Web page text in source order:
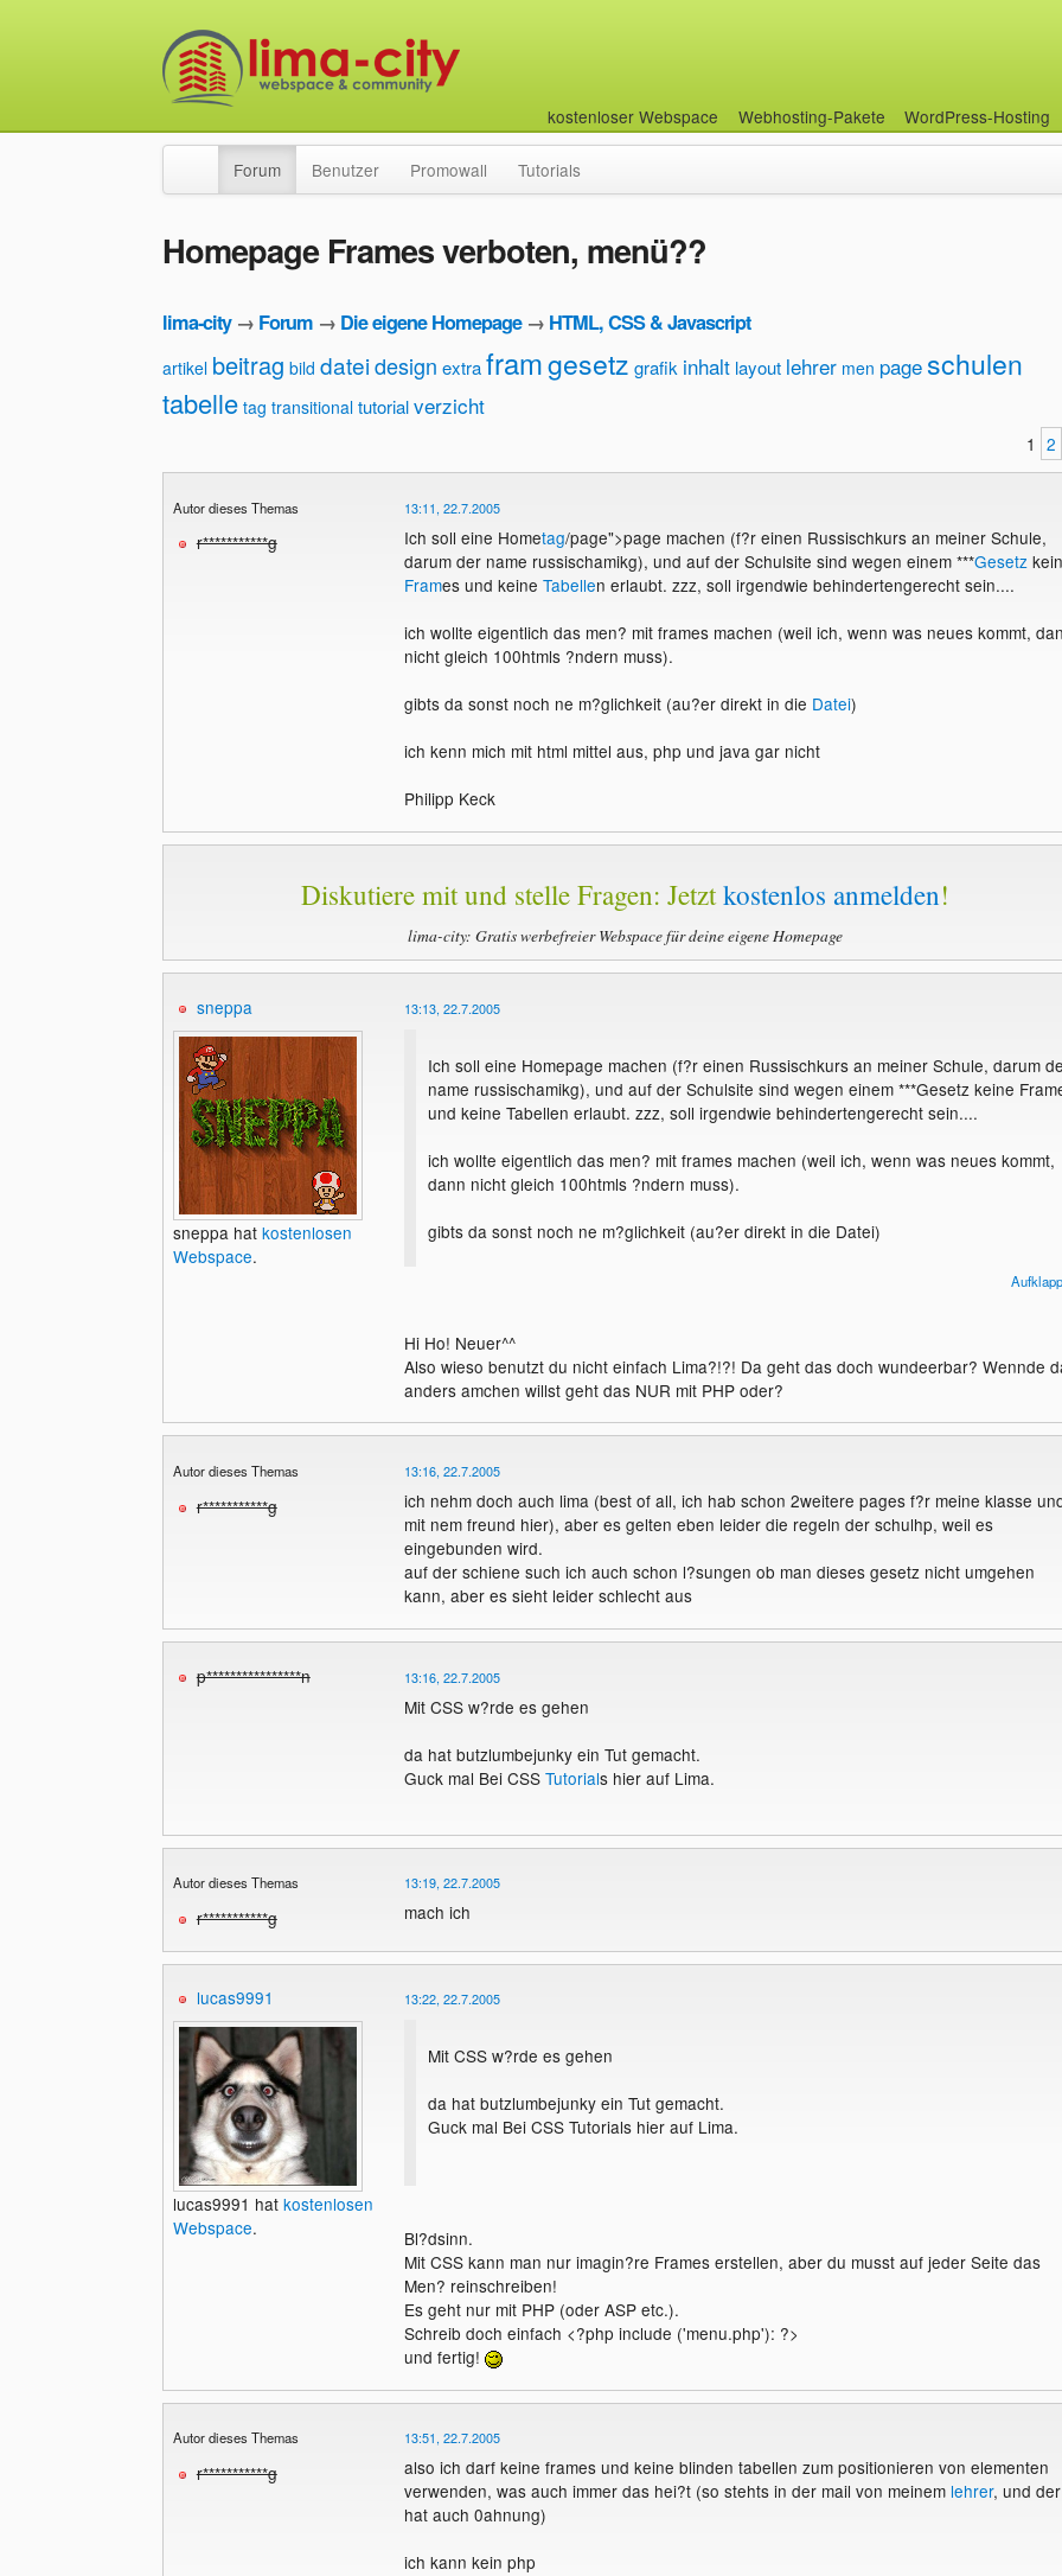
kostenloser Webspace Webhosting-Pakete WordPress-Hosting
Forum Benutzer Promowall Tutorials
Homepage Frames verboten, menü??
lima-city→ Forum → Die eigene Homepage→ HTML, CSS & Javascript
artikel beitrag bild dateidesign extraframgesetz grafik inhalt layout lehrer men pageschulen
tabelle tag transitional tutorialverzicht
1 2
Autor dieses Themas
r***********g
13:11, 22.7.2005
Ich soll eine Hometag/page">page machen (f?r einen Russischkurs an meiner Schule,
darum der name russischamikg), und auf der Schulsite sind wegen einem ***Gesetz
Frames und keine Tabellen erlaubt. zzz, soll irgendwie behindertengerecht sein....
ich wollte eigentlich das men? mit frames machen (weil ich, wenn was neues kommt,
nicht gleich 100htmls ?ndern muss).
gibts da sonst noch ne m?glichkeit (au?er direkt in die Datei)
ich kenn mich mit html mittel aus, php und java gar nicht
Philipp Keck
Diskutiere mit und stelle Fragen: Jetztkostenlos anmelden!
lima-city: Gratis werbefreier Webspace für deine eigene Homepage
sneppa
sneppa hat kostenlosen
Webspace.
13:13, 22.7.2005
Ich soll eine Homepage machen (f?r einen Russischkurs an meiner Schule, darum
name russischamikg), und auf der Schulsite sind wegen einem ***Gesetz keine
und keine Tabellen erlaubt. zzz, soll irgendwie behindertengerecht sein....
ich wollte eigentlich das men? mit frames machen (weil ich, wenn was neues kommt,
dann nicht gleich 100htmls ?ndern muss).
gibts da sonst noch ne m?glichkeit (au?er direkt in die Datei)
Hi Ho! Neuer^^
Also wieso benutzt du nicht einfach Lima?!?! Da geht das doch wundeerbar? Wennde
anders amchen willst geht das NUR mit PHP oder?
Autor dieses Themas
r***********g
13:16, 22.7.2005
ich nehm doch auch lima (best of all, ich hab schon 2weitere pages f?r meine klasse
mit nem freund hier), aber es gelten eben leider die regeln der schulhp, weil es
eingebunden wird.
auf der schiene such ich auch schon l?sungen ob man dieses gesetz nicht umgehen
kann, aber es sieht leider schlecht aus
p****************n 13:16, 22.7.2005
Mit CSS w?rde es gehen
da hat butzlumbejunky ein Tut gemacht.
Guck mal Bei CSS Tutorials hier auf Lima.
Autor dieses Themas
r***********g
13:19, 22.7.2005
mach ich
lucas9991
lucas9991 hat kostenlosen
Webspace.
13:22, 22.7.2005
Mit CSS w?rde es gehen
da hat butzlumbejunky ein Tut gemacht.
Guck mal Bei CSS Tutorials hier auf Lima.
Bl?dsinn.
Mit CSS kann man nur imagin?re Frames erstellen, aber du musst auf jeder Seite das
Men? reinschreiben!
Es geht nur mit PHP (oder ASP etc.).
Schreib doch einfach <?php include ('menu.php'): ?>
und fertig!
Autor dieses Themas
r***********g
13:51, 22.7.2005
also ich darf keine frames und keine blinden tabellen zum positionieren von elementen
verwenden, was auch immer das hei?t (so stehts in der mail von meinem lehrer, und der
hat auch 0ahnung)
ich kann kein php